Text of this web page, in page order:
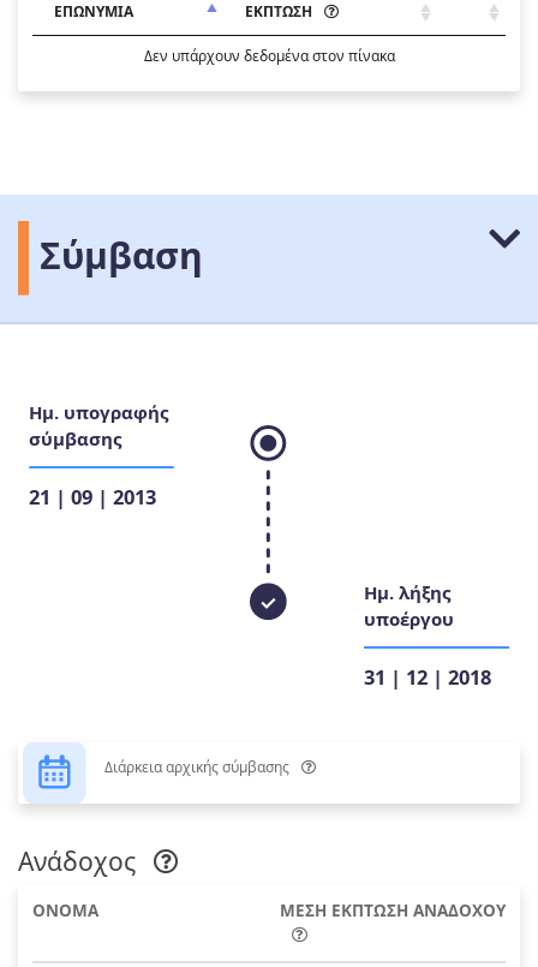
ΕΠΩΝΥΜΙΑ ΕΚΠΤΩΣΗ
Δεν υπάρχουν δεδομένα στον πίνακα
Σύμβαση
Ημ. υπογραφής
σύμβασης
21 | 09 | 2013
Ημ. λήξης
υποέργου
31 | 12 | 2018
Διάρκεια αρχικής σύμβασης
Ανάδοχος
ΟΝΟΜΑ ΜΕΣΗ ΕΚΠΤΩΣΗ ΑΝΑΔΟΧΟΥ